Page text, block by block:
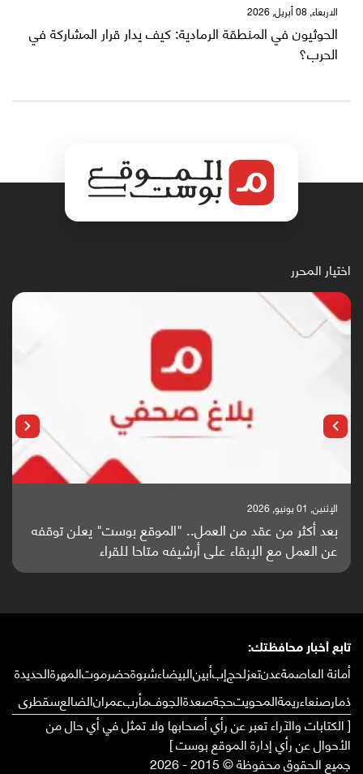
الاربعاء, 08 أبريل, 2026
الحوثيون في المنطقة الرمادية: كيف يدار قرار المشاركة في
الحرب؟
اختيار المحرر
الإثنين, 01 يونيو, 2026
بعد أكثر من عقد من العمل.. "الموقع بوست" يعلن توقفه
عن العمل مع الإبقاء على أرشيفه متاحا للقراء
تابع أخبار محافظتك:
أمانة العاصمةعدنتعزلحجإبأبينالبيضاءشبوةحضرموتالمهرةالحديدة
ذمارصنعاءريمةالمحويتحجةصعدةالجوفمأربعمرانالضالعسقطرى
[ الكتابات والآراء تعبر عن رأي أصحابها ولا تمثل في أي حال من
الأحوال عن رأي إدارة الموقع بوست ]
جميع الحقوق محفوظة © 2015 - 2026